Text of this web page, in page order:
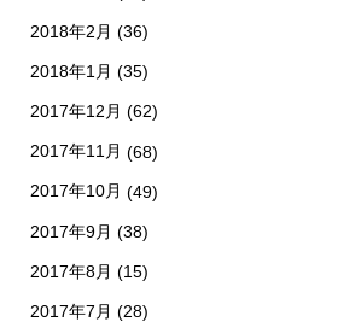
2018年2月 (36)
2018年1月 (35)
2017年12月 (62)
2017年11月 (68)
2017年10月 (49)
2017年9月 (38)
2017年8月 (15)
2017年7月 (28)